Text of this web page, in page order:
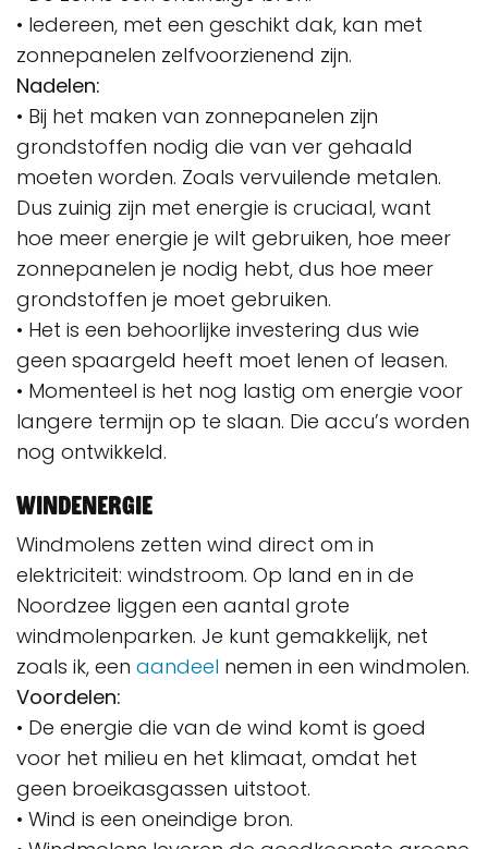
• Iedereen, met een geschikt dak, kan met
zonnepanelen zelfvoorzienend zijn.
Nadelen:
• Bij het maken van zonnepanelen zijn
grondstoffen nodig die van ver gehaald
moeten worden. Zoals vervuilende metalen.
Dus zuinig zijn met energie is cruciaal, want
hoe meer energie je wilt gebruiken, hoe meer
zonnepanelen je nodig hebt, dus hoe meer
grondstoffen je moet gebruiken.
• Het is een behoorlijke investering dus wie
geen spaargeld heeft moet lenen of leasen.
• Momenteel is het nog lastig om energie voor
langere termijn op te slaan. Die accu’s worden
nog ontwikkeld.
Windenergie
Windmolens zetten wind direct om in
elektriciteit: windstroom. Op land en in de
Noordzee liggen een aantal grote
windmolenparken. Je kunt gemakkelijk, net
zoals ik, een aandeel nemen in een windmolen.
Voordelen:
• De energie die van de wind komt is goed
voor het milieu en het klimaat, omdat het
geen broeikasgassen uitstoot.
• Wind is een oneindige bron.